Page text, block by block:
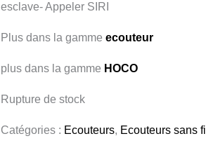
esclave- Appeler SIRI
Plus dans la gamme ecouteur
plus dans la gamme HOCO
Rupture de stock
Catégories : Ecouteurs, Ecouteurs sans fil